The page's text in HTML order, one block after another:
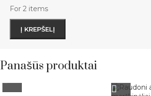
For 2 items
Į KREPŠELĮ
Panašūs produktai